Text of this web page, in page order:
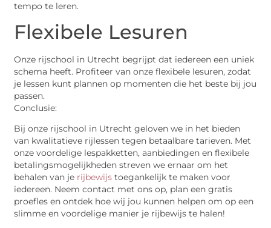
tempo te leren.
Flexibele Lesuren
Onze rijschool in Utrecht begrijpt dat iedereen een uniek
schema heeft. Profiteer van onze flexibele lesuren, zodat
je lessen kunt plannen op momenten die het beste bij jou
passen.
Conclusie:
Bij onze rijschool in Utrecht geloven we in het bieden
van kwalitatieve rijlessen tegen betaalbare tarieven. Met
onze voordelige lespakketten, aanbiedingen en flexibele
betalingsmogelijkheden streven we ernaar om het
behalen van je rijbewijs toegankelijk te maken voor
iedereen. Neem contact met ons op, plan een gratis
proefles en ontdek hoe wij jou kunnen helpen om op een
slimme en voordelige manier je rijbewijs te halen!